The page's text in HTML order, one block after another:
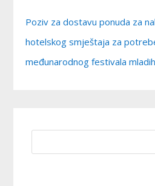
Poziv za dostavu ponuda za
hotelskog smještaja za
međunarodnog festivala